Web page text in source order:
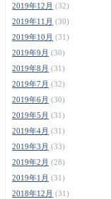
2019年12月 (32)
2019年11月 (30)
2019年10月 (31)
2019年9月 (30)
2019年8月 (31)
2019年7月 (32)
2019年6月 (30)
2019年5月 (31)
2019年4月 (31)
2019年3月 (33)
2019年2月 (28)
2019年1月 (31)
2018年12月 (31)